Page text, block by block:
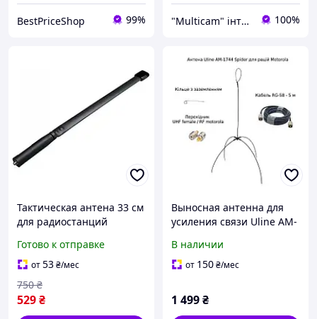
BestPriceShop 99% "Multicam" інтернет магазин 100%
Тактическая антена 33 см
для радиостанций
DP4400 / DP4600 / DP
4800e / DP 4400e / DP
4600e
Готово к отправке
от53₴/мес
529₴
750 ₴
Выносная антенна для
усиления связи Uline AM-
Motorola dp4400, dp4600,
dp4800, r7, r7a
В наличии
от 150₴/мес
1 499₴